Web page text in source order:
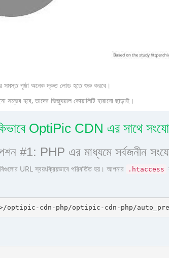
সমস্ত পৃষ্ঠা অনেক দ্রুত লোড হতে শুরু করবে।
হবে, তাদের ভিজ্যুয়াল কোয়ালিটি হারানো ছাড়াই।
OptiPic CDN এর সাথে
#1: PHP এর মাধ্যমে সর্বজনীন
URL স্বয়ংক্রিয়ভাবে পরিবর্তিত হয়। আপনার .htaccess